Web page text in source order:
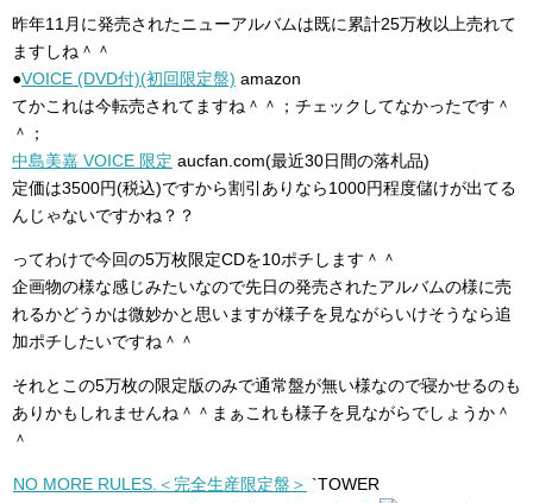
昨年11月に発売されたニューアルバムは既に累計25万枚以上売れて
ますしね＾＾
●VOICE (DVD付)(初回限定盤) amazon
てかこれは今転売されてますね＾＾；チェックしてなかったです＾
＾；
中島美嘉 VOICE 限定 aucfan.com(最近30日間の落札品)
定価は3500円(税込)ですから割引ありなら1000円程度儲けが出てる
んじゃないですかね？？
ってわけで今回の5万枚限定CDを10ポチします＾＾
企画物の様な感じみたいなので先日の発売されたアルバムの様に売
れるかどうかは微妙かと思いますが様子を見ながらいけそうなら追
加ポチしたいですね＾＾
それとこの5万枚の限定版のみで通常盤が無い様なので寝かせるのも
ありかもしれませんね＾＾まぁこれも様子を見ながらでしょうか＾
＾
NO MORE RULES.＜完全生産限定盤＞ `TOWER